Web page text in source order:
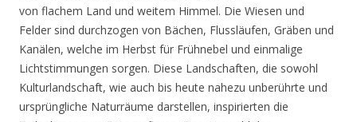
von flachem Land und weitem Himmel. Die Wiesen und
Felder sind durchzogen von Bächen, Flussläufen, Gräben und
Kanälen, welche im Herbst für Frühnebel und einmalige
Lichtstimmungen sorgen. Diese Landschaften, die sowohl
Kulturlandschaft, wie auch bis heute nahezu unberührte und
ursprüngliche Naturräume darstellen, inspirierten die